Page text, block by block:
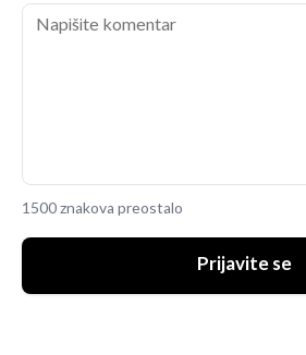
1500 znakova preostalo
Prijavite se